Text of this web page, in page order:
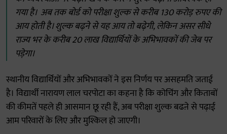
गया है। अब तक बोर्ड को परीक्षा शुल्क से करीब 130 करोड़ रुपए की
आय होती है। शुल्क बढ़ने से यह आय तो बढ़ेगी, लेकिन असर सीधे
राज्य भर के करीब 20 लाख विद्यार्थियों के अभिभावकों की जेब पर
पड़ेगा।
स्थानीय विद्यार्थियों और अभिभावकों ने इस निर्णय पर असहमति जताई
है। विद्यार्थी नारायण लाल चरपोटा का कहना है कि कोचिंग और किताबों
की कीमतें पहले ही आसमान छू रही हैं, अब परीक्षा शुल्क बढऩे से पढ़ाई
आम परिवारों के लिए और मुश्किल हो जाएगी।